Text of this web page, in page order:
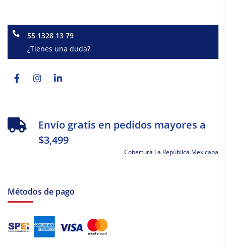
55 1328 13 79
¿Tienes una duda?
f
Envío gratis en pedidos mayores a
$3,499
Cobertura La República Mexicana
Métodos de pago